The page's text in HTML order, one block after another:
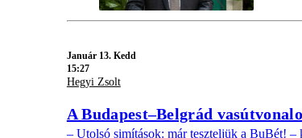
Január 13. Kedd
15:27
Hegyi Zsolt
A Budapest–Belgrád
– Utolsó simítások: már teszteljük a BuBét!